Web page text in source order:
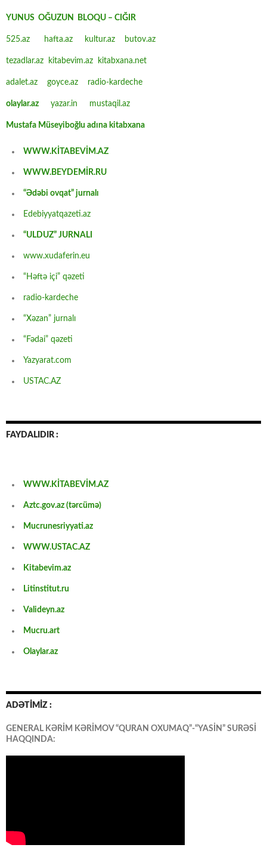
YUNUS OĞUZUN BLOQU – CIĞIR
525.az hafta.az kultur.az butov.az
tezadlar.az kitabevim.az kitabxana.net
adalet.az goyce.az radio-kardeche
olaylar.az yazar.in mustaqil.az
Mustafa Müseyiboğlu adına kitabxana
WWW.KİTABEVİM.AZ
WWW.BEYDEMİR.RU
“Ədəbi ovqat” jurnalı
Edebiyyatqazeti.az
“ULDUZ” JURNALI
www.xudaferin.eu
“Həftə içi” qəzeti
radio-kardeche
“Xəzan” jurnalı
“Fədai” qəzeti
Yazyarat.com
USTAC.AZ
FAYDALIDIR :
WWW.KİTABEVİM.AZ
Aztc.gov.az (tərcümə)
Mucrunesriyyati.az
WWW.USTAC.AZ
Kitabevim.az
Litinstitut.ru
Valideyn.az
Mucru.art
Olaylar.az
ADƏTİMİZ :
GENERAL KƏRİM KƏRİMOV “QURAN OXUMAQ”-“YASİN” SURƏSİ
HAQQINDA: